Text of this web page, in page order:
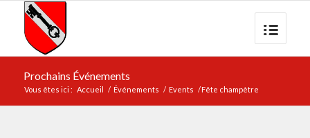
Prochains Événements
Vous êtes ici : Accueil / Événements / Events /Fête champètre